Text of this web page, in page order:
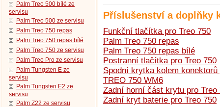
Palm Treo 500 bílé ze
servisu
Palm Treo 500 ze servisu
Palm Treo 750 repas
Palm Treo 750 repas bílé
Palm Treo 750 ze servisu
Palm Treo Pro ze servisu
Palm Tungsten E ze
servisu
Palm Tungsten E2 ze
servisu
Palm Z22 ze servisu
Příslušenství a doplňky
Funkční tlačítka pro Treo 750
Palm Treo 750 repas
Palm Treo 750 repas bílé
Postranní tlačítka pro Treo 750
Spodní krytka kolem konektorů
TREO 750 WM6
Zadní horní část krytu pro Treo
Zadní kryt baterie pro Treo 750